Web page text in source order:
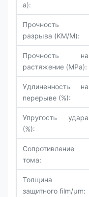
a):
Прочность
разрыва (KM/M):
Прочность на
растяжение (MPa):
Удлиненность на
перерыве (%):
Упругость удара
(%):
Сопротивление
тома:
Толщина
защитного film/µm: